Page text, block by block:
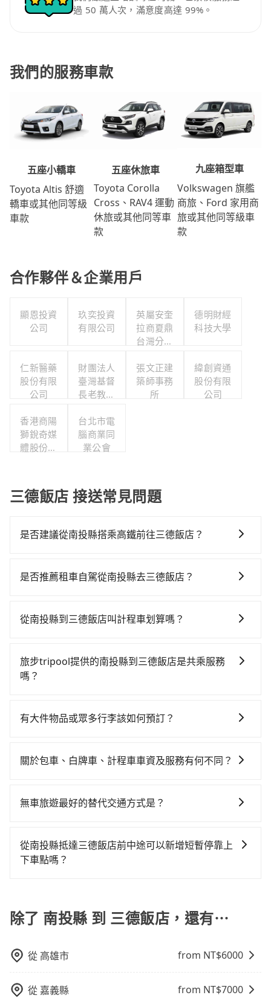
過 50 萬人次，滿意度高達 99%。
我們的服務車款
五座小轎車
Toyota Altis 舒適
轎車或其他同等級
車款
五座休旅車
Toyota Corolla
Cross、RAV4 運動
休旅或其他同等車
款
九座箱型車
Volkswagen 旗艦
商旅、Ford 家用商
旅或其他同等級車
款
合作夥伴＆企業用戶
顯恩投資
公司
玖奕投資
有限公司
英屬安奎
拉商夏鼎
台灣分公
德明財經
科技大學
仁新醫藥
股份有限
公司
財團法人
臺灣基督
長老教會
張文正建
築師事務
所
緯創資通
股份有限
公司
香港商陽
獅銳奇媒
體股份有
台北市電
腦商業同
業公會
三德飯店 接送常見問題
是否建議從南投縣搭乘高鐵前往三德飯店？
且難叫計程車前往高鐵站！從最早06:05一直到23:03，
約2,500元、車程約70分鐘。抵達高鐵站後，步行進站、
人票價700元，再用15分鐘出站、等待車站前排班的計
程車，搭上小黃後約花15分鐘、車費200元後，抵達三
為2,050元。不過南投縣領有合法執照的計程車僅有300
小黃了，南投縣少部分小黃司機不按表收費，看乘客是
時57分鐘。長距離移動確實搭乘高鐵可以比坐車快3分
你是獨自一人乘車，也可參考tripool的拼車共乘服務，
最多可再節省50%的交通費用。
是否推薦租車自駕從南投縣去三德飯店？
時不需要閉目養神（因為要自己開車），最重要的是你
$115~205承租小轎車，每公里再額外加收$3.2，從南投
縣（魚池鄉）到三德飯店的花費預估為
時40元路邊停車費用預估進去，但額外的汽車保險與可
差的車款，如果人數超過四位，更是沒有較大的七人座
凹的車門仍未被修理，每一次租車都好像在開樂透一
車位，對於急著用車或者要載其他乘客的人來說就有不
小的風險。最後，雖然路邊隨租隨還看似方便，但實際
從南投縣到三德飯店叫計程車划算嗎？
灣大車隊和Yoxi，如果在路邊攔不到車，也可考慮打電
話至日月星光計程車等叫車看看。依照里程跳錶計算，
那要注意南投縣僅有合法計程車約340輛，計程車密度為
計費，約有58%會採現場議價，建議最好先上網預約，
旅步tripool提供的南投縣到三德飯店是共乘服務
嗎？
預約時都依照乘客需求做選擇。如需專車接送，車內除
性調度安排，路線上會盡可能以順路為優先，載客數也
有大件物品或眾多行李該如何預訂？
30吋的行李箱，但如有大件行李、衝浪板、樂器、廣告
遮住司機視線、不會破壞車體、不影響行車安全，會讓
關於包車、白牌車、計程車車資及服務有何不同？
明： 包車：可以依照個人行程需要靈活安排時間，價格
也會計算延遲費用，最終價格通常要下車時才知。價格
比包車貴。 白牌車：通常價格較包車便宜，但司機素
無車旅遊最好的替代交通方式是？
看您旅遊的目的地而定。您可以善用大眾運輸，例如：
公車、捷運、客運等，或者考慮租車。如果您想要更便
從南投縣抵達三德飯店前中途可以新增短暫停靠上
下車點嗎？
額外里程數5公里內加收200元。雖然可能有些路線完全
順路，但是司機多點停靠就會有額外的等待時間，收取
除了 南投縣 到 三德飯店，還有⋯
從 高雄市 from NT$6000
從 嘉義縣 from NT$7000